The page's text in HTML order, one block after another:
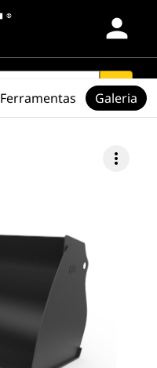
person
search
more_vert
Ferramentas Galeria